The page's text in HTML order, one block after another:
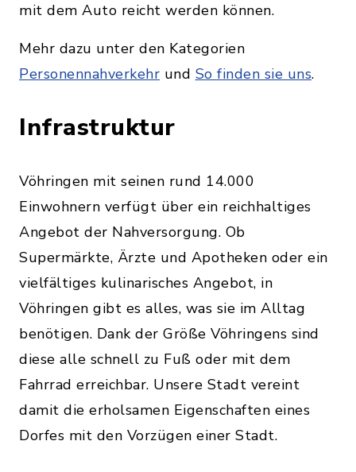
mit dem Auto reicht werden können.
Mehr dazu unter den Kategorien
Personennahverkehr und So finden sie uns.
Infrastruktur
Vöhringen mit seinen rund 14.000
Einwohnern verfügt über ein reichhaltiges
Angebot der Nahversorgung. Ob
Supermärkte, Ärzte und Apotheken oder ein
vielfältiges kulinarisches Angebot, in
Vöhringen gibt es alles, was sie im Alltag
benötigen. Dank der Größe Vöhringens sind
diese alle schnell zu Fuß oder mit dem
Fahrrad erreichbar. Unsere Stadt vereint
damit die erholsamen Eigenschaften eines
Dorfes mit den Vorzügen einer Stadt.